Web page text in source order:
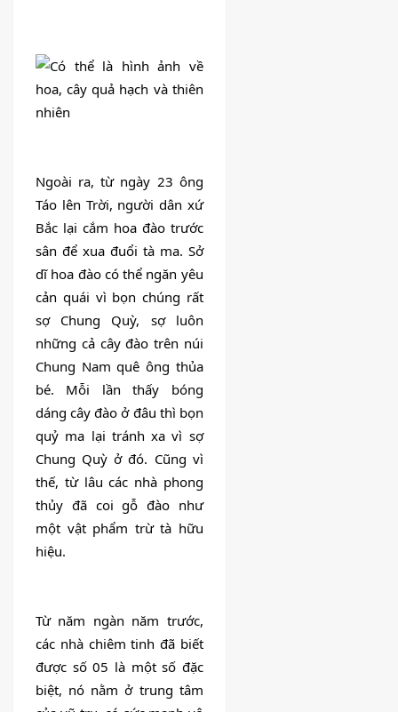
Ngoài ra, từ ngày 23 ông
Táo lên Trời, người dân xứ
Bắc lại cắm hoa đào trước
sân để xua đuổi tà ma. Sở
dĩ hoa đào có thể ngăn yêu
cản quái vì bọn chúng rất
sợ Chung Quỳ, sợ luôn
những cả cây đào trên núi
Chung Nam quê ông thủa
bé. Mỗi lần thấy bóng
dáng cây đào ở đâu thì bọn
quỷ ma lại tránh xa vì sợ
Chung Quỳ ở đó. Cũng vì
thế, từ lâu các nhà phong
thủy đã coi gỗ đào như
một vật phẩm trừ tà hữu
hiệu.
Từ năm ngàn năm trước,
các nhà chiêm tinh đã biết
được số 05 là một số đặc
biệt, nó nằm ở trung tâm